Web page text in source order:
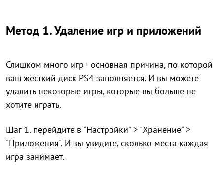
Метод 1. Удаление игр и приложений
Слишком много игр - основная причина, по которой
ваш жесткий диск PS4 заполняется. И вы можете
удалить некоторые игры, которые вы больше не
хотите играть.
Шаг 1. перейдите в "Настройки" > "Хранение" >
"Приложения". И вы увидите, сколько места каждая
игра занимает.